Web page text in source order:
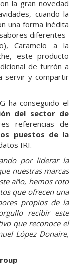
la gran novedad
cuando la
una forma inédita
diferentes-
Caramelo a la
este producto
de turrón a
servir y compartir
ha conseguido el
del sector de
referencias de
puestos de la
IRI.
por liderar la
nuestras marcas
año, hemos roto
que ofrecen una
propios de la
recibir este
que reconoce el
López Donaire,